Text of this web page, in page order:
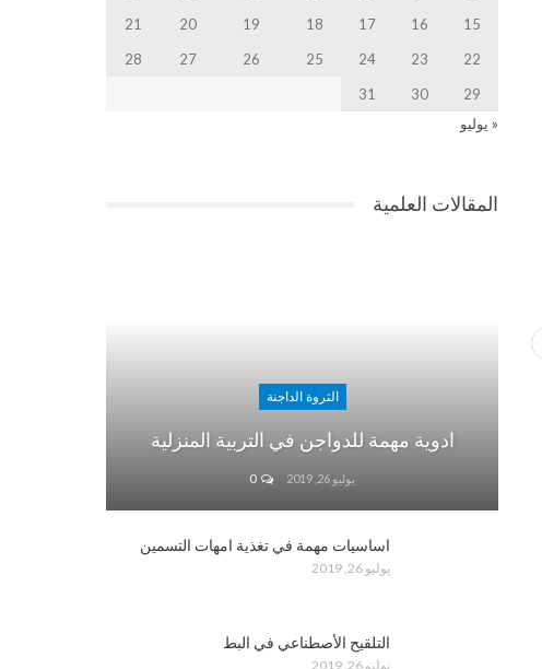
15
16
17
18
19
20
21
22
23
24
25
26
27
28
29
30
31
« يوليو
المقالات العلمية
الثروة الداجنة
ادوية مهمة للدواجن في التربية المنزلية
يوليو 26, 2019 0
اساسيات مهمة في تغذية امهات التسمين
يوليو 26, 2019
التلقيح الأصطناعي في البط
يوليو 26, 2019